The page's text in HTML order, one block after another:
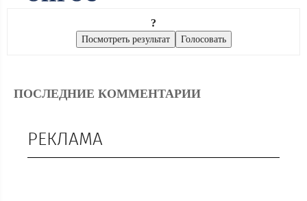
?
ПОСЛЕДНИЕ КОММЕНТАРИИ
РЕКЛАМА